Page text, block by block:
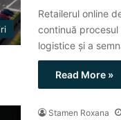
Retailerul online
continuă
logistice și a
Read More »
Stamen Roxana